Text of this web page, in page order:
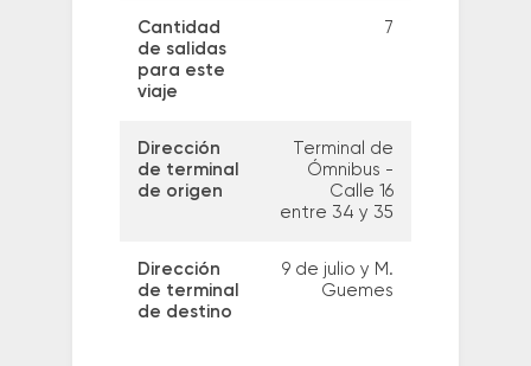
Cantidad
de salidas
para este
viaje
7
Dirección
de terminal
de origen
Terminal de
Ómnibus -
Calle 16
entre 34 y 35
Dirección
de terminal
de destino
9 de julio y M.
Guemes